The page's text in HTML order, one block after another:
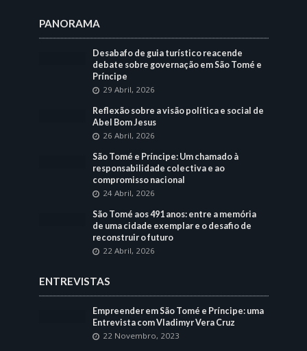
PANORAMA
Desabafo de guia turístico reacende
debate sobre governação em São Tomé e
Príncipe
29 Abril, 2026
Reflexão sobre a visão política e social de
Abel Bom Jesus
26 Abril, 2026
São Tomé e Príncipe: Um chamado à
responsabilidade colectiva e ao
compromisso nacional
24 Abril, 2026
São Tomé aos 491 anos: entre a memória
de uma cidade exemplar e o desafio de
reconstruir o futuro
22 Abril, 2026
ENTREVISTAS
Empreender em São Tomé e Príncipe: uma
Entrevista com Vladimyr Vera Cruz
22 Novembro, 2023